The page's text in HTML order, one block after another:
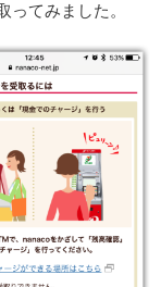
てみました。